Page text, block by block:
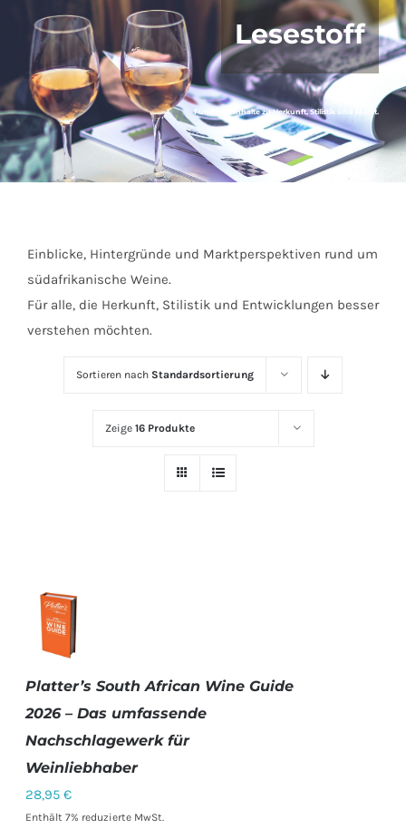
Lesestoff
Fundierte Inhalte zu Herkunft, Stilistik und Markt.
Einblicke, Hintergründe und Marktperspektiven rund um
südafrikanische Weine.
Für alle, die Herkunft, Stilistik und Entwicklungen besser
verstehen möchten.
Sortieren nach Standardsortierung
Zeige 16 Produkte
IN DEN
/
DETAILS
Platter’s South African Wine Guide
2026 – Das umfassende
Nachschlagewerk für
Weinliebhaber
28,95€
Enthält 7% reduzierte MwSt.